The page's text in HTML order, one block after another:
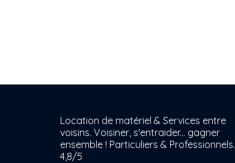
Location de matériel & Services entre
voisins. Voisiner, s'entraider... gagner
ensemble ! Particuliers & Professionnels.
4,8/5